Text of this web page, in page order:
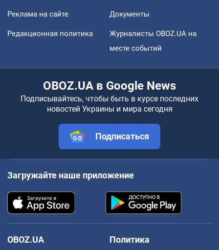
Реклама на сайте Документы
Редакционная политика
Журналисты OBOZ.UA на
месте событий
OBOZ.UA в Google News
Подписывайтесь, чтобы быть в курсе последних
новостей Украины и мира сегодня
Подписаться
Загружайте наше приложение
OBOZ.UA
Политика